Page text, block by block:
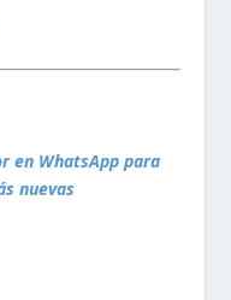
en WhatsApp para
nuevas